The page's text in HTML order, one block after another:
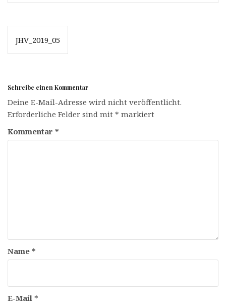
Beitrags-
Navigation
JHV_2019_05
Schreibe einen Kommentar
Deine E-Mail-Adresse wird nicht veröffentlicht.
Erforderliche Felder sind mit * markiert
Kommentar *
Name *
E-Mail *